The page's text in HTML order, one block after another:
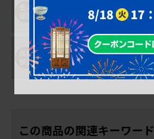
購入後も安心！アフ
ター修理サポート
購入後、最大1年間
は無料で保管OK
この商品の関連キーワード